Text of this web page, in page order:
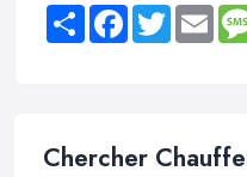
Share FacebookTwitter
Chercher